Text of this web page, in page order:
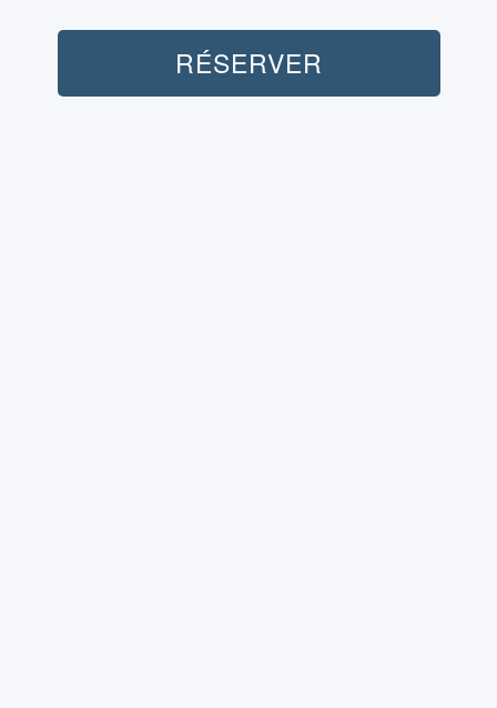
Transport (Aller-Retour):
RÉSERVER